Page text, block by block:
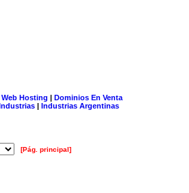
Web Hosting | Dominios En Venta
| Industrias Argentinas
[Pág. principal]